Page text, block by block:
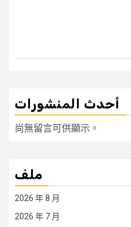
أحدث المنشورات
尚無留言可供顯示。
ملف
2026 年 8 月
2026 年 7 月